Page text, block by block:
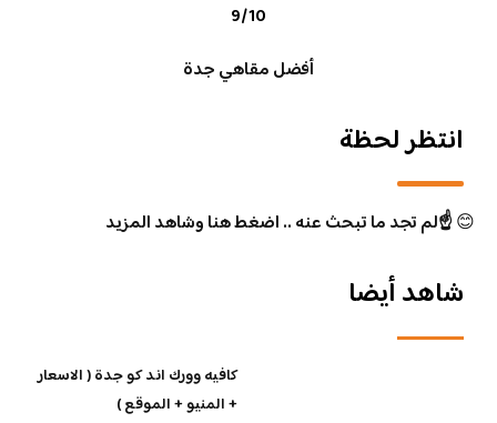
9/10
أفضل مقاهي جدة
انتظر لحظة
😊☝️لم تجد ما تبحث عنه .. اضغط هنا وشاهد المزيد
شاهد أيضا
كافيه وورك اند كو جدة ( الاسعار
+ المنيو + الموقع )